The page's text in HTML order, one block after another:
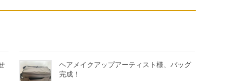
ヘアメイクアップアーティスト様、バッグ
完成！